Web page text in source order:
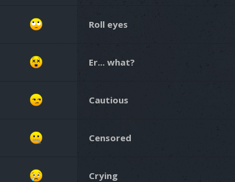
Roll eyes
Er... what?
Cautious
Censored
Crying